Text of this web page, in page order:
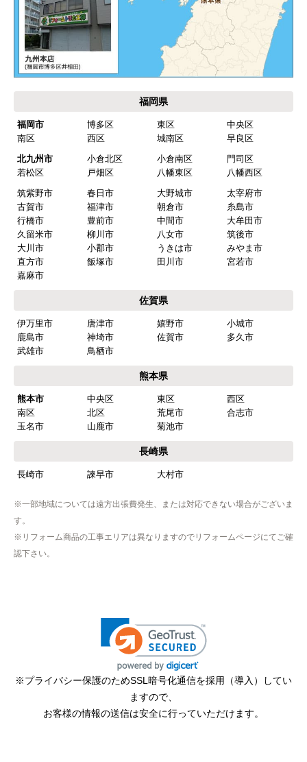
akagenoane
欲しい商品をスムーズに注文できましたか？
予定の期日までに商品が届きましたか？
商品の梱包は必要十分なものでしたか？
またこのショップを利用したいですか？
文時期】2026年03月頃（モバイルから）
【このショップを選んだ理由は？】
商品価格がお手頃だった
【注文からどのくらいで届きましたか？】
忘れました
【その他感想・コメント】
工事は土曜日に申し込んだが、
たので、仕事を1日休まなければならなかった。
予定の期日までに商品が届きましたか？
はい
商品の梱包は必要十分なものでしたか？
はい
福岡県
福岡市 博多区 東区
中央区
南区
西区 城南区
早良区
北九州市
小倉北区 小倉南区
門司区
若松区
戸畑区 八幡東区
八幡西区
筑紫野市
春日市 大野城市
太宰府市
古賀市
福津市 朝倉市
糸島市
行橋市
豊前市 中間市
大牟田市
久留米市
柳川市 八女市
筑後市
大川市
小郡市 うきは市
みやま市
直方市
飯塚市 田川市
宮若市
嘉麻市
佐賀県
伊万里市 唐津市 嬉野市
小城市
鹿島市
神埼市 佐賀市
多久市
武雄市
鳥栖市
熊本県
熊本市 中央区 東区
西区
南区
北区 荒尾市
合志市
玉名市
山鹿市 菊池市
長崎県
長崎市 諫早市 大村市
※一部地域については遠方出張費発生、または対応できない場合がございま
す。
※リフォーム商品の工事エリアは異なりますのでリフォームページにてご確
認下さい。
※プライバシー保護のためSSL暗号化通信を採用（導入）してい
ますので、
お客様の情報の送信は安全に行っていただけます。